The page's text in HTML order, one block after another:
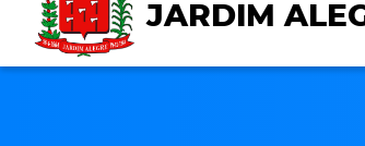
JARDIM